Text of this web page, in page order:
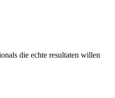
die echte resultaten willen